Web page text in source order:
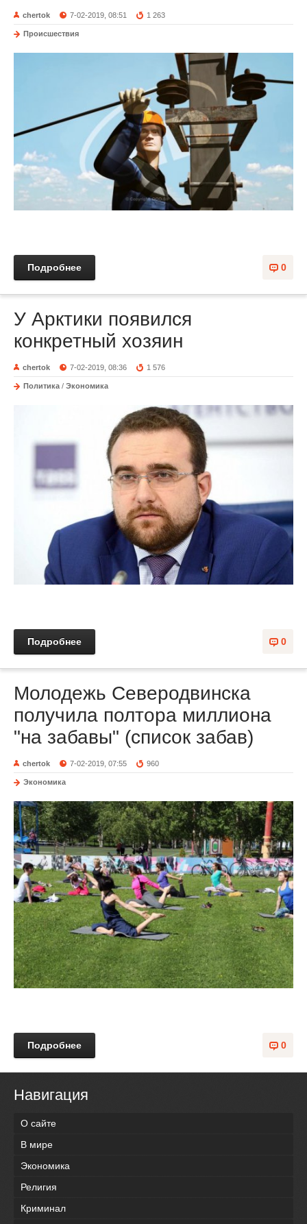
chertok 7-02-2019, 08:51 1 263
Происшествия
0
Подробнее
У Арктики появился
конкретный хозяин
chertok 7-02-2019, 08:36 1 576
Политика / Экономика
0
Подробнее
Молодежь Северодвинска
получила полтора миллиона
"на забавы" (список забав)
chertok 7-02-2019, 07:55 960
Экономика
0
Подробнее
Навигация
О сайте
В мире
Экономика
Религия
Криминал